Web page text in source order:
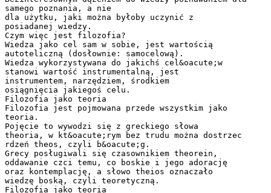
samego poznania, a nie
dla użytku, jaki można byłoby uczynić z
posiadanej wiedzy.
Czym więc jest filozofia?
Wiedza jako cel sam w sobie, jest wartością
autoteliczną (dosłownie: samocelową).
Wiedza wykorzystywana do jakichś cel&oacute;w
stanowi wartość instrumentalną, jest
instrumentem, narzędziem, środkiem
osiągnięcia jakiegoś celu.
Filozofia jako teoria
Filozofia jest pojmowana przede wszystkim jako
teoria.
Pojęcie to wywodzi się z greckiego słowa
theoria, w kt&oacute;rym bez trudu można dostrzec
rdzeń theos, czyli b&oacute;g.
Grecy posługiwali się czasownikiem theorein,
oddawanie czci temu, co boskie i jego adorację
oraz kontemplację, a słowo theios oznaczało
wiedzę boską, czyli teoretyczną.
Filozofia jako teoria